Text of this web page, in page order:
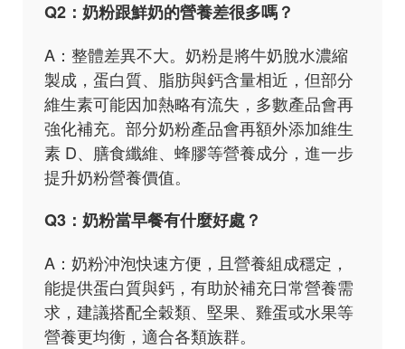
Q2：奶粉跟鮮奶的營養差很多嗎？
A：整體差異不大。奶粉是將牛奶脫水濃縮
製成，蛋白質、脂肪與鈣含量相近，但部分
維生素可能因加熱略有流失，多數產品會再
強化補充。部分奶粉產品會再額外添加維生
素 D、膳食纖維、蜂膠等營養成分，進一步
提升奶粉營養價值。
Q3：奶粉當早餐有什麼好處？
A：奶粉沖泡快速方便，且營養組成穩定，
能提供蛋白質與鈣，有助於補充日常營養需
求，建議搭配全穀類、堅果、雞蛋或水果等
營養更均衡，適合各類族群。